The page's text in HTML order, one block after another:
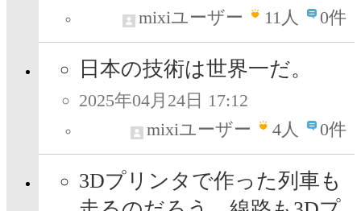
mixiユーザー
11人 0件
日本の技術は世界一だ。
2025年04月24日 17:12
mixiユーザー
4人 0件
3Dプリンタで作った列車も